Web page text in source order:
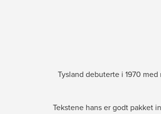
Tysland debuterte i 1970
Tekstene hans er godt pakket